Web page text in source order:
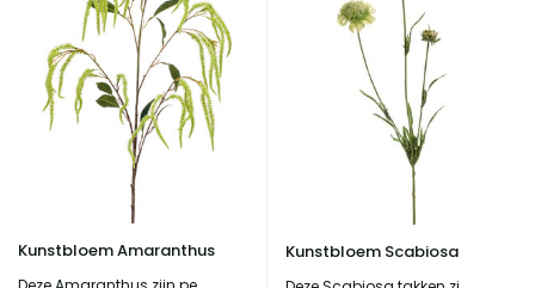
Kunstbloem Amaranthus Kunstbloem Scabiosa